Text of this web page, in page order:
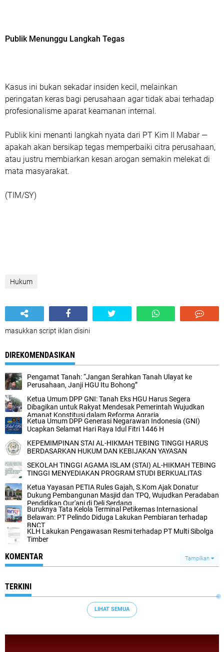
Publik Menunggu Langkah Tegas
Kasus ini bukan sekadar insiden kecil, melainkan
peringatan keras bagi perusahaan agar tidak abai terhadap
profesionalisme aparat keamanan internal.
Publik kini menanti langkah nyata dari PT Kim II Mabar —
apakah akan bersikap tegas memperbaiki citra perusahaan,
atau justru membiarkan kesan arogan semakin melekat di
mata masyarakat.
(TIM/SY)
Hukum
masukkan script iklan disini
DIREKOMENDASIKAN
Pengamat Tanah: “Jangan Serahkan Tanah Ulayat ke
Perusahaan, Janji HGU Itu Bohong”
Ketua Umum DPP GNI: Tanah Eks HGU Harus Segera
Dibagikan untuk Rakyat Mendesak Pemerintah Wujudkan
Amanat Konstitusi dalam Reforma Agraria
Ketua Umum DPP Generasi Negarawan Indonesia (GNI)
Ucapkan Selamat Hari Raya Idul Fitri 1446 H
KEPEMIMPINAN STAI AL-HIKMAH TEBING TINGGI HARUS
BERDASARKAN HUKUM DAN KEBIJAKAN YAYASAN
SEKOLAH TINGGI AGAMA ISLAM (STAI) AL-HIKMAH TEBING
TINGGI MENYEDIAKAN PROGRAM STUDI BERKUALITAS
Ketua Yayasan PETIA Rules Gajah, S.Kom Ajak Donatur
Dukung Pembangunan Masjid dan TPQ, Wujudkan Peradaban
Pendidikan Qur'ani di Deli Serdang
Buruknya Tata Kelola Terminal Petikemas Internasional
Belawan: PT Pelindo Diduga Lakukan Pembiaran terhadap
BNCT
KLH Lakukan Pengawasan Resmi terhadap PT Multi Sibolga
Timber
KOMENTAR Tampilkan
TERKINI
LIHAT SEMUA